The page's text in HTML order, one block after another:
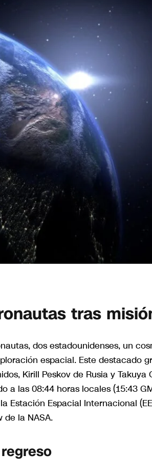
tras
dos estadounidenses, un
espacial. Este destacado
Kirill Peskov de Rusia y
a las 08:44 horas locales (15:43
Estación Espacial Internacional
la NASA.